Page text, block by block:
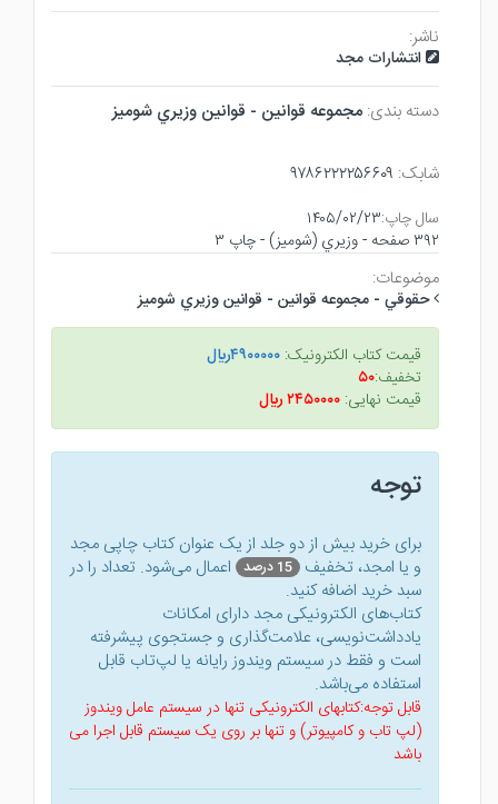
ناشر:
انتشارات مجد
دسته بندی: مجموعه قوانين - قوانين وزيري شوميز
شابک: ۹۷۸۶۲۲۲۲۵۶۶۰۹
سال چاپ:۱۴۰۵/۰۲/۲۳
۳۹۲ صفحه - وزيري (شوميز) - چاپ ۳
موضوعات:
حقوقي - مجموعه قوانين - قوانين وزيري شوميز
قیمت کتاب الکترونیک: ۴۹۰۰۰۰۰ريال
تخفیف:۵۰
قیمت نهایی: ۲۴۵۰۰۰۰ ريال
توجه
برای خرید بیش از دو جلد از یک عنوان کتاب‌ چاپی مجد
و یا امجد، تخفیف 15 درصد
اعمال می‌شود. تعداد را در
سبد خرید اضافه کنید.
کتاب‌های الکترونیکی مجد دارای امکانات
یادداشت‌نویسی، علامت‌گذاری و جستجوی پیشرفته
است و فقط در سیستم ویندوز رایانه یا لپ‌تاب قابل
استفاده می‌باشد.
قابل توجه:کتابهای الکترونیکی تنها در سیستم عامل ویندوز
(لپ تاب و کامپیوتر) و تنها بر روی یک سیستم قابل اجرا می
باشد